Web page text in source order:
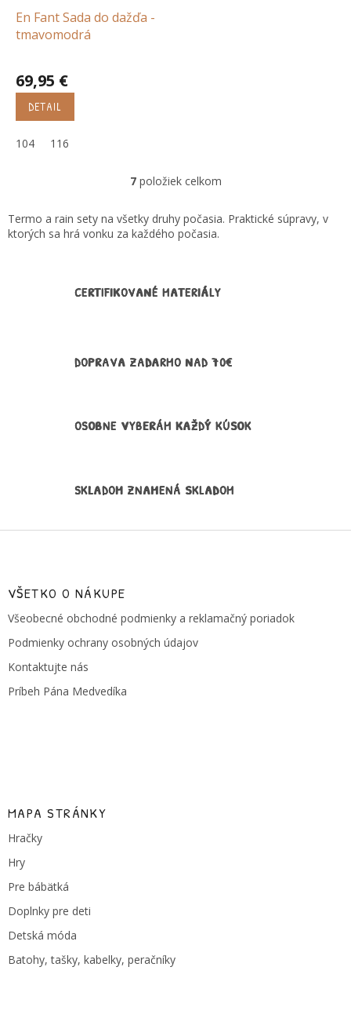
En Fant Sada do dažďa -
tmavomodrá
69,95 €
DETAIL
104 116
O
l
á
d
i
k
p
7položiek celkom
Termo a rain sety na všetky druhy počasia. Praktické súpravy, v
ktorých sa hrá vonku za každého počasia.
CERTIFIKOVANÉ MATERIÁLY
DOPRAVA ZADARMO NAD 70€
OSOBNE VYBERÁM KAŽDÝ KÚSOK
SKLADOM ZNAMENÁ SKLADOM
Z
VŠETKO O NÁKUPE
Všeobecné obchodné podmienky a reklamačný poriadok
Podmienky ochrany osobných údajov
Kontaktujte nás
Príbeh Pána Medvedíka
MAPA STRÁNKY
Hračky
Hry
Pre bábätká
Doplnky pre deti
Detská móda
Batohy, tašky, kabelky, peračníky